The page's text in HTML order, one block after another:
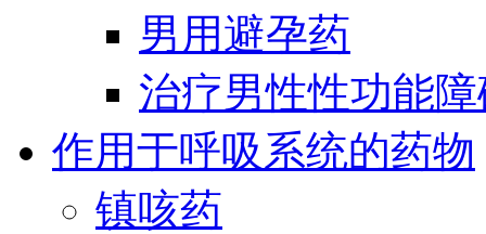
男用避孕药
治疗男性性功能
作用于呼吸系统的药物
镇咳药